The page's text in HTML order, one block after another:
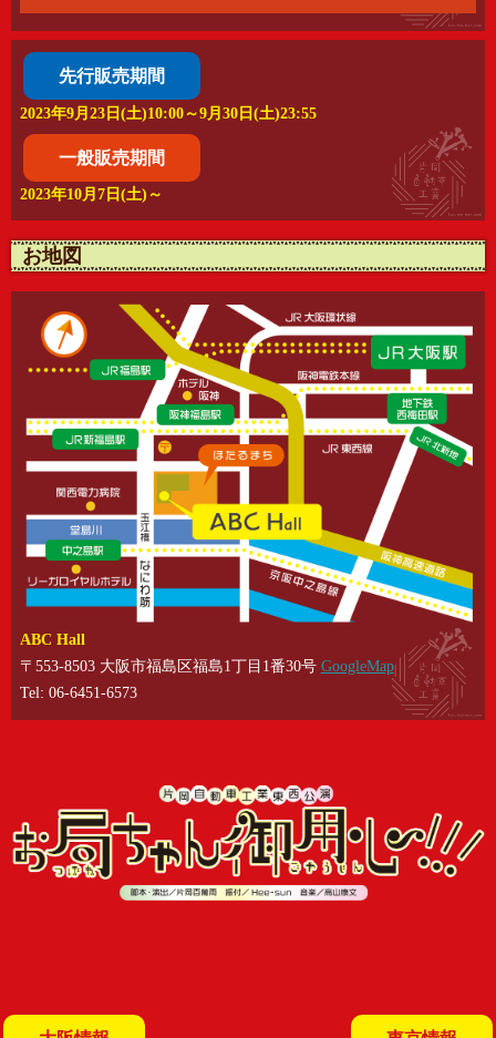
先行販売期間
2023年9月23日(土)10:00～9月30日(土)23:55
一般販売期間
2023年10月7日(土)～
お地図
ABC Hall
〒553-8503 大阪市福島区福島1丁目1番30号 GoogleMap
Tel: 06-6451-6573